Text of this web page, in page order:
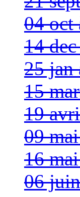
04 oct
14
25 jan
15
19
09
16
06